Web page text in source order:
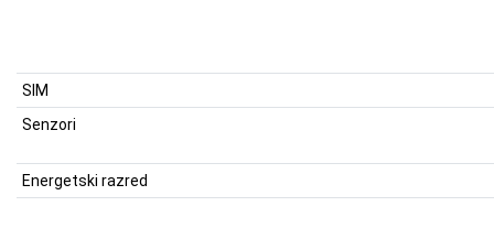
SIM
Senzori
Energetski razred